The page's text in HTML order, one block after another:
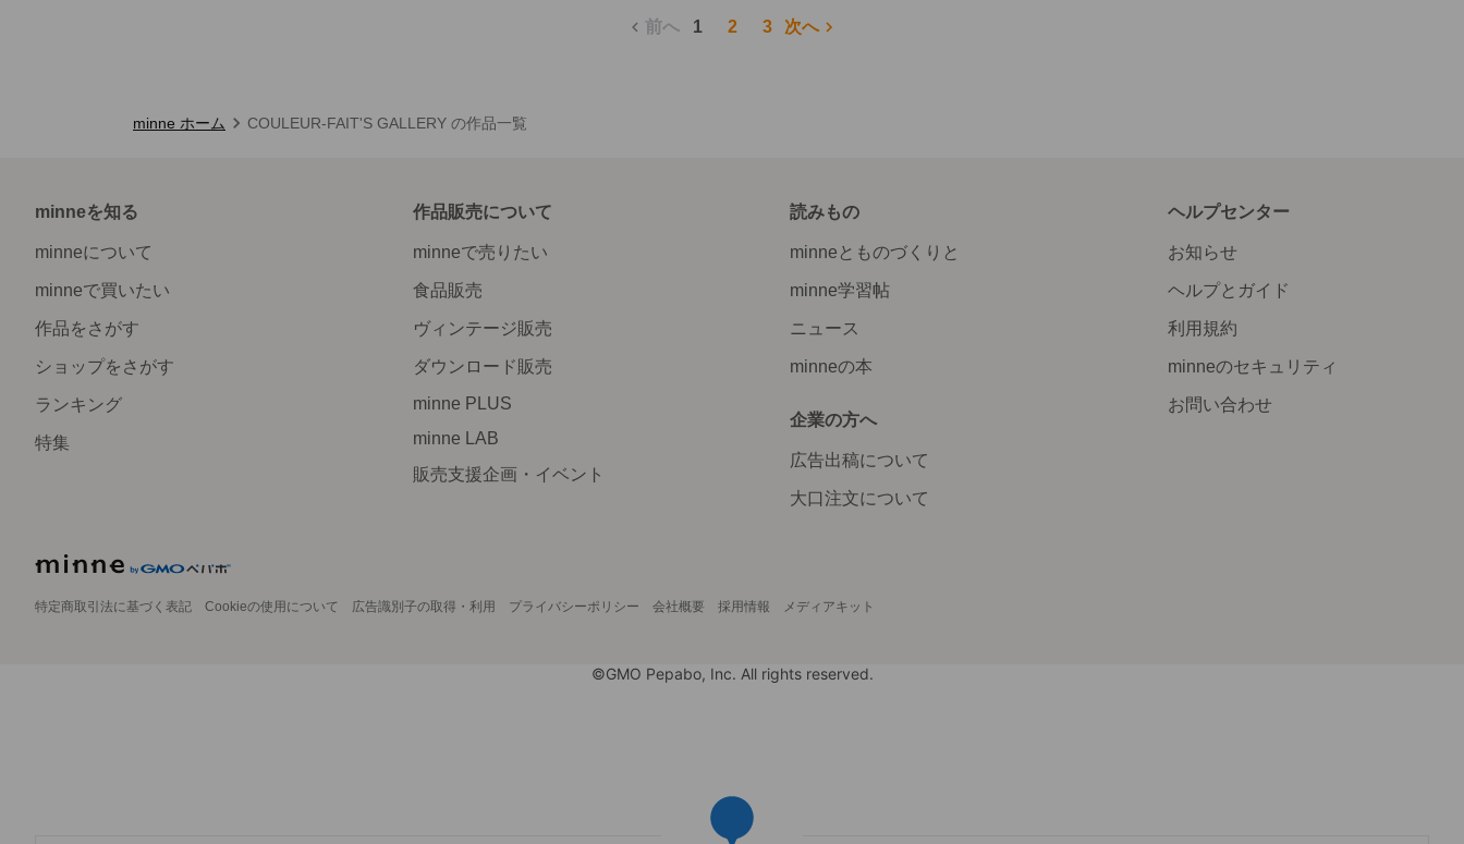
前へ 1 2 3 次へ
minne ホーム COULEUR-FAIT'S GALLERY の作品一覧
minneを知る
minneについて
minneで買いたい
作品をさがす
ショップをさがす
ランキング
特集
作品販売について
minneで売りたい
食品販売
ヴィンテージ販売
ダウンロード販売
minne PLUS
minne LAB
販売支援企画・イベント
読みもの
minneとものづくりと
minne学習帖
ニュース
minneの本
企業の方へ
広告出稿について
大口注文について
ヘルプセンター
お知らせ
ヘルプとガイド
利用規約
minneのセキュリティ
お問い合わせ
特定商取引法に基づく表記 Cookieの使用について 広告識別子の取得・利用 プライバシーポリシー 会社概要 採用情報 メディアキット
©GMO Pepabo, Inc. All rights reserved.